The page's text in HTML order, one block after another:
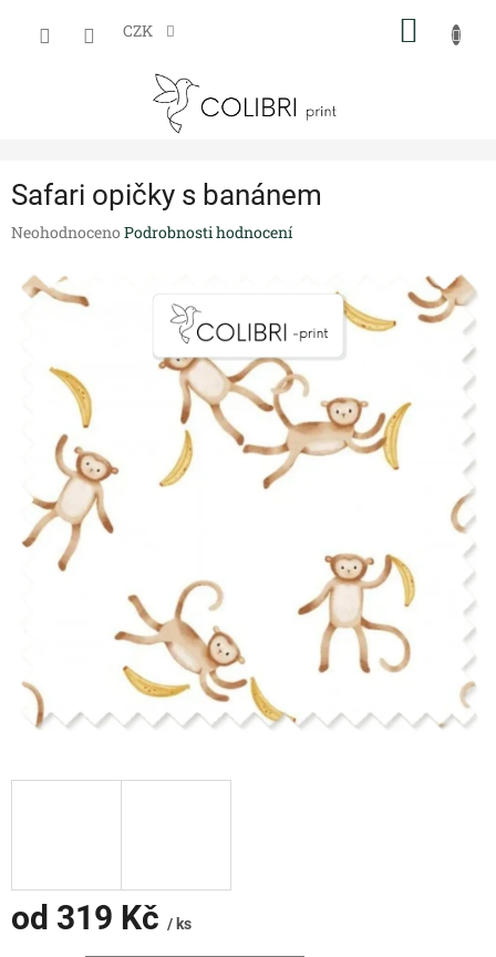
CZK
Safari opičky s banánem
Průměrné
produktu
je
hvězdiček.
Neohodnoceno Podrobnosti hodnocení
od 319 Kč / ks